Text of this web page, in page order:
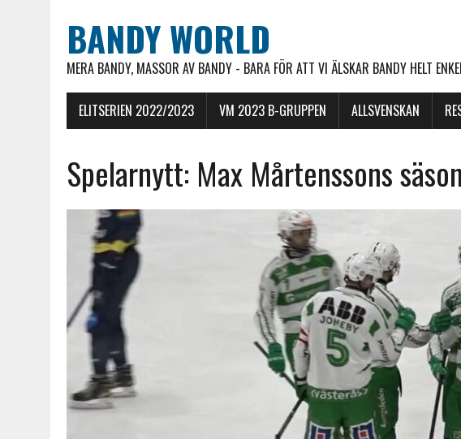
BANDY WORLD
MERA BANDY, MASSOR AV BANDY - BARA FÖR ATT VI ÄLSKAR BANDY HELT
ELITSERIEN 2022/2023 VM 2023 B-GRUPPEN ALLSVENSKAN
Spelarnytt: Max Mårtenssons